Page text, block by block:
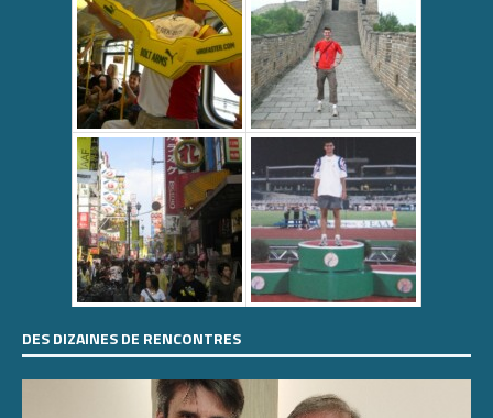
DES DIZAINES DE RENCONTRES